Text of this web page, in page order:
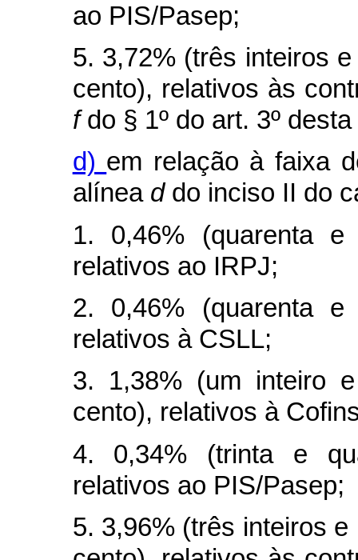
ao PIS/Pasep;
5. 3,72% (três inteiros
cento), relativos às
fdo § 1º do art. 3º
d) em relação à faixa
alínea d do inciso II do
1. 0,46% (quarenta
relativos ao IRPJ;
2. 0,46% (quarenta
relativos à CSLL;
3. 1,38% (um inteiro
cento), relativos à
4. 0,34% (trinta e
relativos ao PIS/Pasep;
5. 3,96% (três inteiros